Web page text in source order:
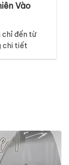
Vào
chỉ đến từ
chi tiết
sưu tập